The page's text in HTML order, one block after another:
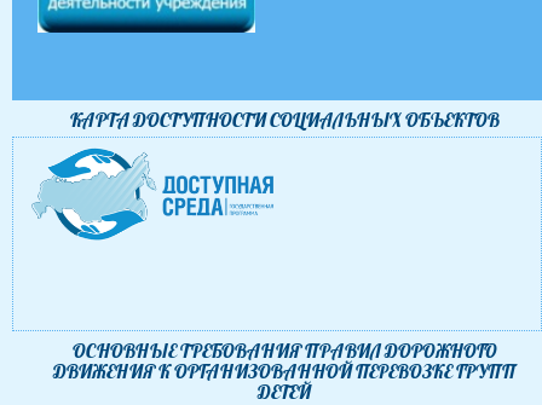
КАРТА ДОСТУПНОСТИ CОЦИАЛЬНЫХ ОБЪЕКТОВ
ОСНОВНЫЕ ТРЕБОВАНИЯ ПРАВИЛ ДОРОЖНОГО
ДВИЖЕНИЯ К ОРГАНИЗОВАННОЙ ПЕРЕВОЗКЕ ГРУПП
ДЕТЕЙ